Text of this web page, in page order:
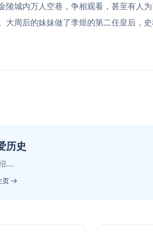
陵城内万人空巷，争相观看，甚至有人
大周后的妹妹做了李煜的第二任皇后，
历史
....
页